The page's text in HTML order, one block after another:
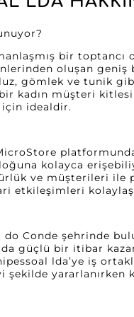
bir toptancı
oluşan geniş
gömlek ve tunik
kadın müşteri
idealdir.
kolayca
ve müşterileri
etkileşimleri
do Conde şehrinde
güçlü bir itibar
lda’ye iş
yararlanırken